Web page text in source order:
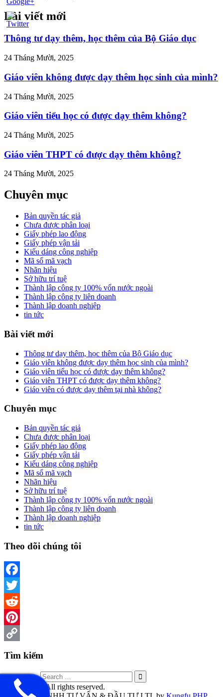
giay-
Bài viết mới
Thông tư dạy thêm, học thêm của Bộ Giáo dục
24 Tháng Mười, 2025
Giáo viên không được dạy thêm học sinh của mình?
24 Tháng Mười, 2025
Giáo viên tiểu học có được dạy thêm không?
24 Tháng Mười, 2025
Giáo viên THPT có được dạy thêm không?
24 Tháng Mười, 2025
Chuyên mục
Bản quyền tác giả
Chưa được phân loại
Giấy phép lao động
Giấy phép vận tải
Kiểu dáng công nghiệp
Mã số mã vạch
Nhãn hiệu
Sở hữu trí tuệ
Thành lập công ty 100% vốn nước ngoài
Thành lập công ty liên doanh
Thành lập doanh nghiệp
tin tức
Bài viết mới
Thông tư dạy thêm, học thêm của Bộ Giáo dục
Giáo viên không được dạy thêm học sinh của mình?
Giáo viên tiểu học có được dạy thêm không?
Giáo viên THPT có được dạy thêm không?
Giáo viên có được dạy thêm tại nhà không?
Chuyên mục
Bản quyền tác giả
Chưa được phân loại
Giấy phép lao động
Giấy phép vận tải
Kiểu dáng công nghiệp
Mã số mã vạch
Nhãn hiệu
Sở hữu trí tuệ
Thành lập công ty 100% vốn nước ngoài
Thành lập công ty liên doanh
Thành lập doanh nghiệp
tin tức
Theo dõi chúng tôi
Facebook
Twitter
Reddit
Pinterest
Tìm kiếm
Search for:
Copyright © All rights reserved.